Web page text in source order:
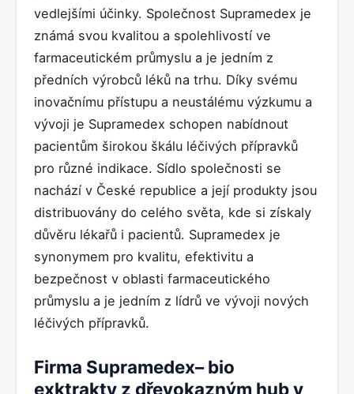
vedlejšími účinky. Společnost Supramedex je
známá svou kvalitou a spolehlivostí ve
farmaceutickém průmyslu a je jedním z
předních výrobců léků na trhu. Díky svému
inovačnímu přístupu a neustálému výzkumu a
vývoji je Supramedex schopen nabídnout
pacientům širokou škálu léčivých přípravků
pro různé indikace. Sídlo společnosti se
nachází v České republice a její produkty jsou
distribuovány do celého světa, kde si získaly
důvěru lékařů i pacientů. Supramedex je
synonymem pro kvalitu, efektivitu a
bezpečnost v oblasti farmaceutického
průmyslu a je jedním z lídrů ve vývoji nových
léčivých přípravků.
Firma Supramedex– bio
exktrakty z dřevokazným hub v